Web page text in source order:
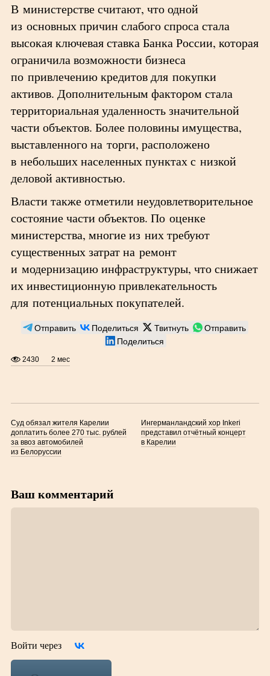
В министерстве считают, что одной
из основных причин слабого спроса стала
высокая ключевая ставка Банка России, которая
ограничила возможности бизнеса
по привлечению кредитов для покупки
активов. Дополнительным фактором стала
территориальная удаленность значительной
части объектов. Более половины имущества,
выставленного на торги, расположено
в небольших населенных пунктах с низкой
деловой активностью.
Власти также отметили неудовлетворительное
состояние части объектов. По оценке
министерства, многие из них требуют
существенных затрат на ремонт
и модернизацию инфраструктуры, что снижает
их инвестиционную привлекательность
для потенциальных покупателей.
Отправить Поделиться Твитнуть
Отправить
Поделиться
2430 2 мес
Суд обязал жителя Карелии
доплатить более 270 тыс. рублей
за ввоз автомобилей
из Белоруссии
Ингерманландский хор Inkeri
представил отчётный концерт
в Карелии
Ваш комментарий
Войти через